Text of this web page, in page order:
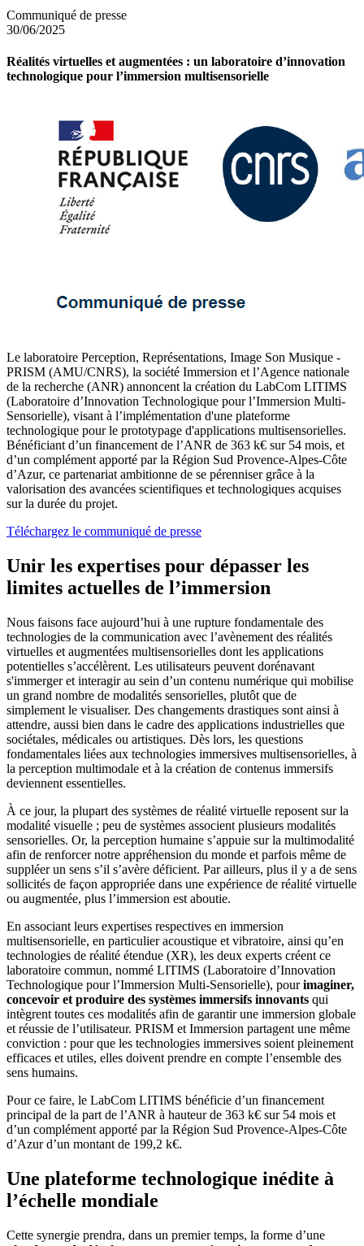
Communiqué de presse
30/06/2025
Réalités virtuelles et augmentées : un laboratoire d’innovation
technologique pour l’immersion multisensorielle
Le laboratoire Perception, Représentations, Image Son Musique -
PRISM (AMU/CNRS), la société Immersion et l’Agence nationale
de la recherche (ANR) annoncent la création du LabCom LITIMS
(Laboratoire d’Innovation Technologique pour l’Immersion Multi-
Sensorielle), visant à l’implémentation d'une plateforme
technologique pour le prototypage d'applications multisensorielles.
Bénéficiant d’un financement de l’ANR de 363 k€ sur 54 mois, et
d’un complément apporté par la Région Sud Provence-Alpes-Côte
d’Azur, ce partenariat ambitionne de se pérenniser grâce à la
valorisation des avancées scientifiques et technologiques acquises
sur la durée du projet.
Téléchargez le communiqué de presse
Unir les expertises pour dépasser les
limites actuelles de l’immersion
Nous faisons face aujourd’hui à une rupture fondamentale des
technologies de la communication avec l’avènement des réalités
virtuelles et augmentées multisensorielles dont les applications
potentielles s’accélèrent. Les utilisateurs peuvent dorénavant
s'immerger et interagir au sein d’un contenu numérique qui mobilise
un grand nombre de modalités sensorielles, plutôt que de
simplement le visualiser. Des changements drastiques sont ainsi à
attendre, aussi bien dans le cadre des applications industrielles que
sociétales, médicales ou artistiques. Dès lors, les questions
fondamentales liées aux technologies immersives multisensorielles, à
la perception multimodale et à la création de contenus immersifs
deviennent essentielles.
À ce jour, la plupart des systèmes de réalité virtuelle reposent sur la
modalité visuelle ; peu de systèmes associent plusieurs modalités
sensorielles. Or, la perception humaine s’appuie sur la multimodalité
afin de renforcer notre appréhension du monde et parfois même de
suppléer un sens s’il s’avère déficient. Par ailleurs, plus il y a de sens
sollicités de façon appropriée dans une expérience de réalité virtuelle
ou augmentée, plus l’immersion est aboutie.
En associant leurs expertises respectives en immersion
multisensorielle, en particulier acoustique et vibratoire, ainsi qu’en
technologies de réalité étendue (XR), les deux experts créent ce
laboratoire commun, nommé LITIMS (Laboratoire d’Innovation
Technologique pour l’Immersion Multi-Sensorielle), pourimaginer,
concevoir et produire des systèmes immersifs innovants qui
intègrent toutes ces modalités afin de garantir une immersion globale
et réussie de l’utilisateur. PRISM et Immersion partagent une même
conviction : pour que les technologies immersives soient pleinement
efficaces et utiles, elles doivent prendre en compte l’ensemble des
sens humains.
Pour ce faire, le LabCom LITIMS bénéficie d’un financement
principal de la part de l’ANR à hauteur de 363 k€ sur 54 mois et
d’un complément apporté par la Région Sud Provence-Alpes-Côte
d’Azur d’un montant de 199,2 k€.
Une plateforme technologique inédite à
l’échelle mondiale
Cette synergie prendra, dans un premier temps, la forme d’une